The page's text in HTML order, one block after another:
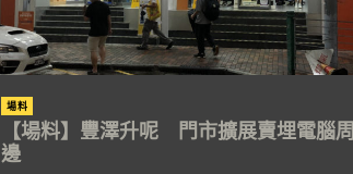
場料
【場料】豐澤升呢 門市擴展賣埋電腦周
邊